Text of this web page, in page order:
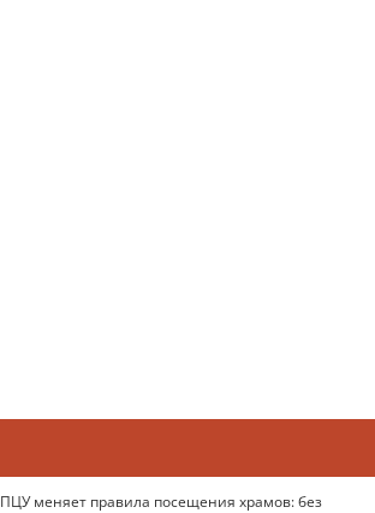
ПЦУ меняет правила посещения храмов: без